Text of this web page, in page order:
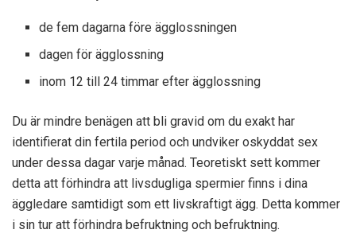
de fem dagarna före ägglossningen
dagen för ägglossning
inom 12 till 24 timmar efter ägglossning
Du är mindre benägen att bli gravid om du exakt har
identifierat din fertila period och undviker oskyddat sex
under dessa dagar varje månad. Teoretiskt sett kommer
detta att förhindra att livsdugliga spermier finns i dina
äggledare samtidigt som ett livskraftigt ägg. Detta kommer
i sin tur att förhindra befruktning och befruktning.